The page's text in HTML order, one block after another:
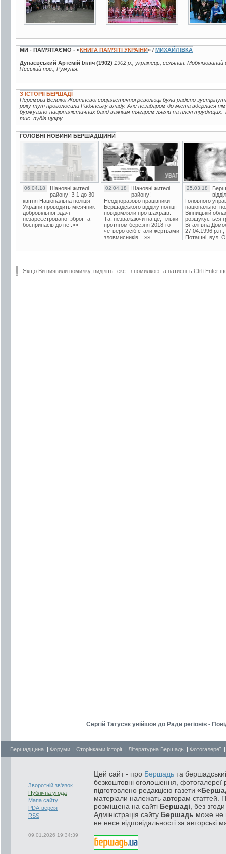
МИ - ПАМ’ЯТАЄМО - «КНИГА ПАМ’ЯТІ УКРАЇНИ» / МИХАЙЛІВКА
Дунаєвський Артемій Ілліч (1902) 1902 р., українець, селянин.
Ясський пов., Румунія.
З ІСТОРІЇ БЕРШАДІ
Перемога Великої Жовтневої соціалістичної революції була радісно
року тут проголосили Радянську владу. Але незабаром до міста вдерлися
буржуазно-націоналістичних банд важким тягарем лягли на плечі трудящих.
тис. пудів цукру.
ГОЛОВНІ НОВИНИ БЕРШАДЩИНИ
06.04.18
Шановні жителі
району! З 1 до 30
квітня Національна поліція
України проводить місячник
добровільної здачі
незареєстрованої зброї та
боєприпасів до неї.»»
02.04.18
Шановні жителі
району!
Неодноразово працівники
Бершадського відділу поліції
повідомляли про шахраїв.
Та, незважаючи на це, тільки
протягом березня 2018-го
четверо осіб стали жертвами
зловмисників....»»
25.03.18
Головного
національної
Вінницькій
розшукується
Віталіївна
27.04.1996 р.н.,
Поташні, вул.
Якщо Ви виявили помилку, виділіть текст з помилкою та натисніть Ctrl+Enter
Сергій Татусяк увійшов до Ради регіонів -
Бершадщина | Форуми | Сторінками історії | Літературна Бершадь | Фотогалереї
Зворотній зв'язок
Публічна угода
Мапа сайту
PDA-версія
RSS
09.01.2026 19:34:39
Цей сайт - про Бершадь та
безкоштовні оголошення, фотогалереї
підготовлено редакцією газети
матеріали належать авторам статтей.
розміщена на сайті Бершаді , без
Адміністрація сайту Бершадь може не
не несе відповідальності за авторські